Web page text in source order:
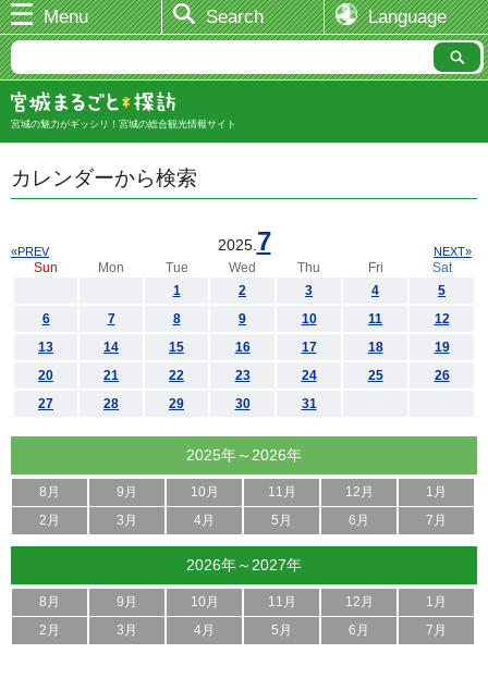
Menu Search Language
宮城の魅力がギッシリ！宮城の総合観光情報サイト
カレンダーから検索
2025. 7
«PREV NEXT»
Sun Mon Tue Wed Thu Fri
Sat
1
2 3 4
5
6
7 8 9 10 11
12
13
14 15 16 17 18
19
20
21 22 23 24 25
26
27
28 29 30 31
2025年～2026年
8月 9月 10月 11月 12月
1月
2月
3月 4月 5月 6月 7月
2026年～2027年
8月 9月 10月 11月 12月
1月
2月
3月 4月 5月 6月 7月